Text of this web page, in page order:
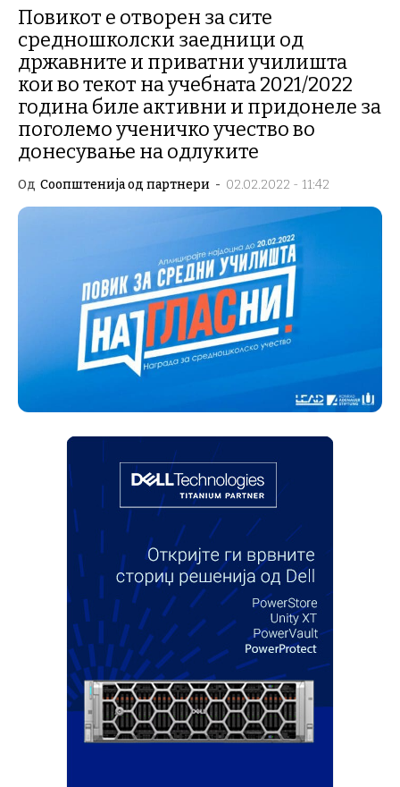
Повикот е отворен за сите
средношколски заедници од
државните и приватни училишта
кои во текот на учебната 2021/2022
година биле активни и придонеле за
поголемо ученичко учество во
донесување на одлуките
Од Соопштенија од партнери - 02.02.2022 - 11:42